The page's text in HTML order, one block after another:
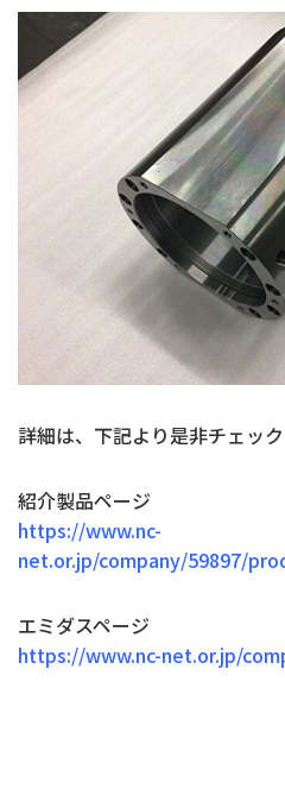
詳細は、下記より是非チェッ
紹介製品ページ
https://www.nc-
net.or.jp/company/59897/
エミダスページ
https://www.nc-net.or.jp/